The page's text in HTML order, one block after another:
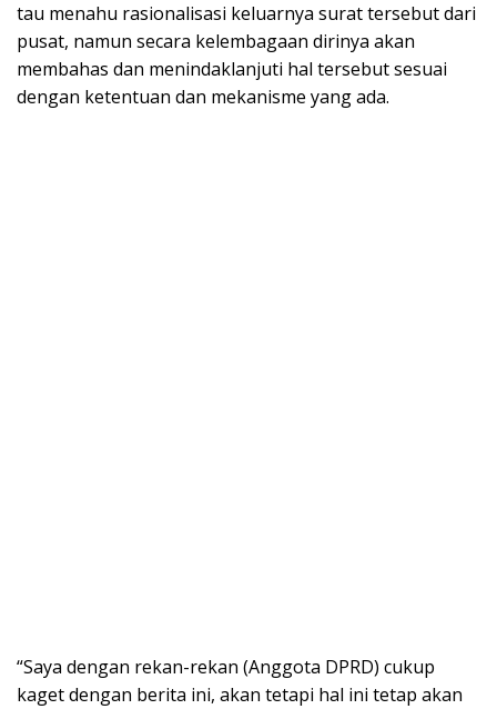
tau menahu rasionalisasi keluarnya surat tersebut dari
pusat, namun secara kelembagaan dirinya akan
membahas dan menindaklanjuti hal tersebut sesuai
dengan ketentuan dan mekanisme yang ada.
“Saya dengan rekan-rekan (Anggota DPRD) cukup
kaget dengan berita ini, akan tetapi hal ini tetap akan